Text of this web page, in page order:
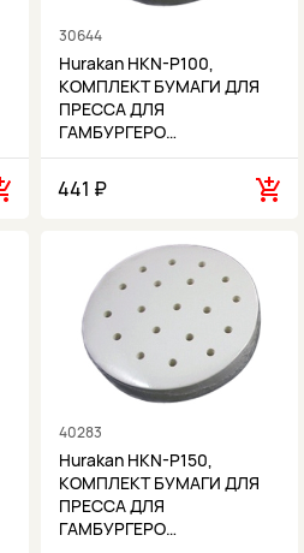
30644
Hurakan HKN-P100,
КОМПЛЕКТ БУМАГИ ДЛЯ
ПРЕССА ДЛЯ
ГАМБУРГЕРО…
441 ₽
40283
Hurakan HKN-P150,
КОМПЛЕКТ БУМАГИ ДЛЯ
ПРЕССА ДЛЯ
ГАМБУРГЕРО…